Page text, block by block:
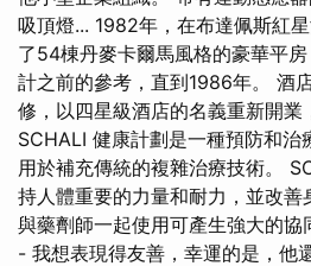
吸頂燈... 1982年，在布達佩斯紅
了54棟丹麥卡爾馬風格的豪華平
計之前的參考，直到1986年。 酒
修，以四星級酒店的名義重新開業
SCHALI 健康計劃是一種預防和治
用於補充傳統的複雜治療技術。
持人體重要的力量和耐力，並改
與藥劑師一起使用可產生強大的協
- 我想表現得友善，幸運的是，他